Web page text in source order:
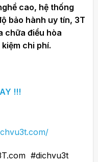
cao, hệ thống
bảo hành uy tín, 3T
chữa điều hòa
chi phí.
!!!
#dichvu3t